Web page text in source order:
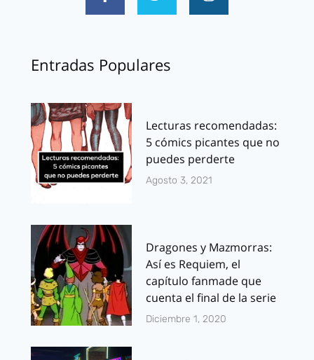
Entradas Populares
Lecturas recomendadas:
5 cómics picantes que no
puedes perderte
Agosto 3, 2021
Dragones y Mazmorras:
Así es Requiem, el
capítulo fanmade que
cuenta el final de la serie
Diciembre 1, 2020